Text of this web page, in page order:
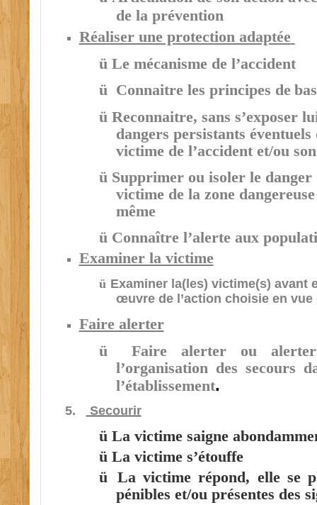
de la prévention
Réaliser une protection adaptée
ü Le mécanisme de l’accident
ü Connaitre les principes de
ü Reconnaitre, sans s’exposer
dangers persistants
victime de l’accident et/ou
ü Supprimer ou isoler le
victime de la zone
même
ü Connaître l’alerte aux
Examiner la victime
ü Examiner la(les) victime(s) avant
œuvre de l’action choisie en
Faire alerter
ü
Faire alerter ou
l’organisation des secours
l’établissement.
5. Secourir
ü La victime saigne
ü La victime s’étouffe
ü La victime répond, elle se
pénibles et/ou présentes des